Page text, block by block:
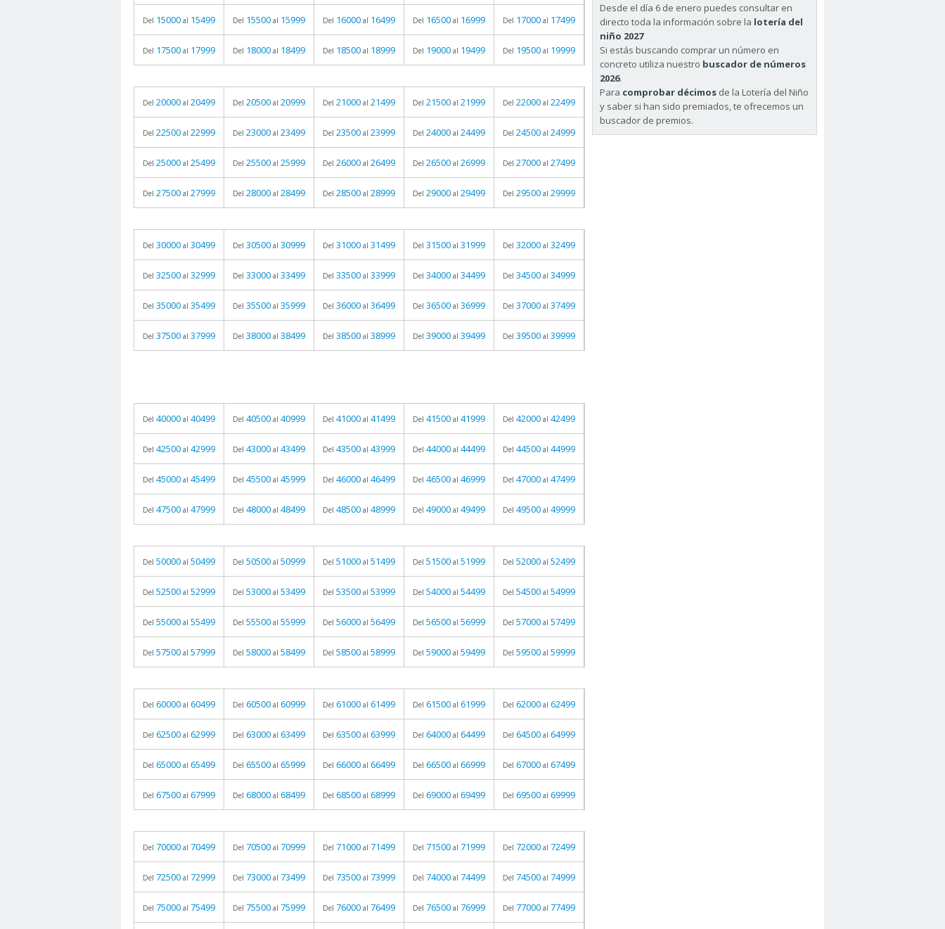
Del 15000 al 15499 Del 15500 al 15999 Del 16000 al 16499 Del 16500 al 16999 Del 17000 al 17499
Del 17500 al 17999 Del 18000 al 18499 Del 18500 al 18999 Del 19000 al 19499 Del 19500 al 19999
Del 20000 al 20499 Del 20500 al 20999 Del 21000 al 21499 Del 21500 al 21999 Del 22000 al 22499
Del 22500 al 22999 Del 23000 al 23499 Del 23500 al 23999 Del 24000 al 24499 Del 24500 al 24999
Del 25000 al 25499 Del 25500 al 25999 Del 26000 al 26499 Del 26500 al 26999 Del 27000 al 27499
Del 27500 al 27999 Del 28000 al 28499 Del 28500 al 28999 Del 29000 al 29499 Del 29500 al 29999
Del 30000 al 30499 Del 30500 al 30999 Del 31000 al 31499 Del 31500 al 31999 Del 32000 al 32499
Del 32500 al 32999 Del 33000 al 33499 Del 33500 al 33999 Del 34000 al 34499 Del 34500 al 34999
Del 35000 al 35499 Del 35500 al 35999 Del 36000 al 36499 Del 36500 al 36999 Del 37000 al 37499
Del 37500 al 37999 Del 38000 al 38499 Del 38500 al 38999 Del 39000 al 39499 Del 39500 al 39999
Del 40000 al 40499 Del 40500 al 40999 Del 41000 al 41499 Del 41500 al 41999 Del 42000 al 42499
Del 42500 al 42999 Del 43000 al 43499 Del 43500 al 43999 Del 44000 al 44499 Del 44500 al 44999
Del 45000 al 45499 Del 45500 al 45999 Del 46000 al 46499 Del 46500 al 46999 Del 47000 al 47499
Del 47500 al 47999 Del 48000 al 48499 Del 48500 al 48999 Del 49000 al 49499 Del 49500 al 49999
Del 50000 al 50499 Del 50500 al 50999 Del 51000 al 51499 Del 51500 al 51999 Del 52000 al 52499
Del 52500 al 52999 Del 53000 al 53499 Del 53500 al 53999 Del 54000 al 54499 Del 54500 al 54999
Del 55000 al 55499 Del 55500 al 55999 Del 56000 al 56499 Del 56500 al 56999 Del 57000 al 57499
Del 57500 al 57999 Del 58000 al 58499 Del 58500 al 58999 Del 59000 al 59499 Del 59500 al 59999
Del 60000 al 60499 Del 60500 al 60999 Del 61000 al 61499 Del 61500 al 61999 Del 62000 al 62499
Del 62500 al 62999 Del 63000 al 63499 Del 63500 al 63999 Del 64000 al 64499 Del 64500 al 64999
Del 65000 al 65499 Del 65500 al 65999 Del 66000 al 66499 Del 66500 al 66999 Del 67000 al 67499
Del 67500 al 67999 Del 68000 al 68499 Del 68500 al 68999 Del 69000 al 69499 Del 69500 al 69999
Del 70000 al 70499 Del 70500 al 70999 Del 71000 al 71499 Del 71500 al 71999 Del 72000 al 72499
Del 72500 al 72999 Del 73000 al 73499 Del 73500 al 73999 Del 74000 al 74499 Del 74500 al 74999
Del 75000 al 75499 Del 75500 al 75999 Del 76000 al 76499 Del 76500 al 76999 Del 77000 al 77499
Desde el día 6 de enero puedes consultar en
directo toda la información sobre la lotería del
niño 2027
Si estás buscando comprar un número en
concreto utiliza nuestro buscador de números
2026.
Para comprobar décimos de la Lotería del Niño
y saber si han sido premiados, te ofrecemos un
buscador de premios.